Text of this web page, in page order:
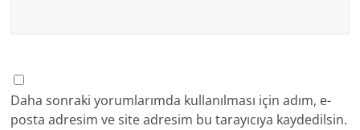
Daha sonraki yorumlarımda kullanılması için adım, e-
posta adresim ve site adresim bu tarayıcıya kaydedilsin.